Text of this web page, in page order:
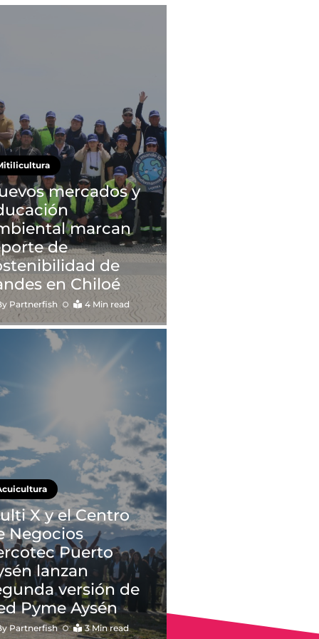
mercados y
marcan
de
de
en Chiloé
Partnerfish 4 Min read
X y el Centro
Negocios
Puerto
lanzan
versión de
Pyme Aysén
Partnerfish 3 Min read